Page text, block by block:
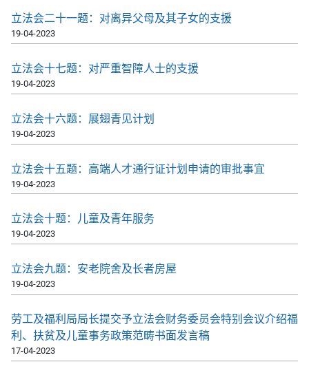
立法会二十一题：对离异父母及其子女的支援
19-04-2023
立法会十七题：对严重智障人士的支援
19-04-2023
立法会十六题：展翅青见计划
19-04-2023
立法会十五题：高端人才通行证计划申请的审批事宜
19-04-2023
立法会十题：儿童及青年服务
19-04-2023
立法会九题：安老院舍及长者房屋
19-04-2023
劳工及福利局局长提交予立法会财务委员会特别会议介绍福
利、扶贫及儿童事务政策范畴书面发言稿
17-04-2023